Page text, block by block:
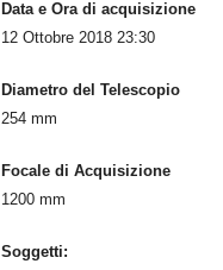
Data e Ora di acquisizione
12 Ottobre 2018 23:30
Diametro del Telescopio
254 mm
Focale di Acquisizione
1200 mm
Soggetti: